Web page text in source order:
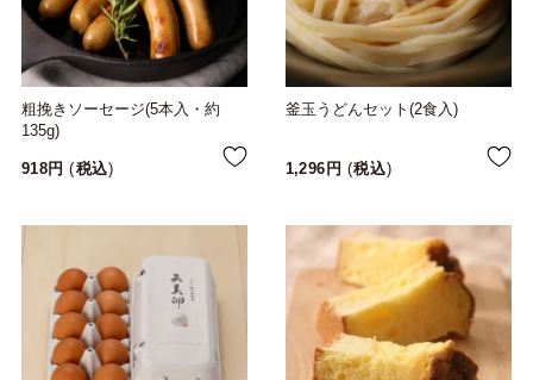
粗挽きソーセージ(5本入・約
135g)
918 税込
釜玉うどんセット(2食入)
1,296 税込